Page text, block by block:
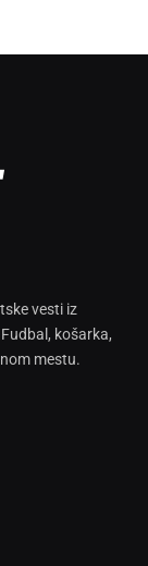
vesti iz
košarka,
mestu.